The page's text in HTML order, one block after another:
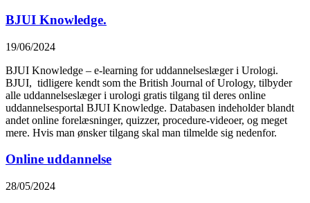
BJUI Knowledge.
19/06/2024
BJUI Knowledge – e-learning for uddannelseslæger i Urologi.
BJUI, tidligere kendt som the British Journal of Urology, tilbyder
alle uddannelseslæger i urologi gratis tilgang til deres online
uddannelsesportal BJUI Knowledge. Databasen indeholder blandt
andet online forelæsninger, quizzer, procedure-videoer, og meget
mere. Hvis man ønsker tilgang skal man tilmelde sig nedenfor.
Online uddannelse
28/05/2024